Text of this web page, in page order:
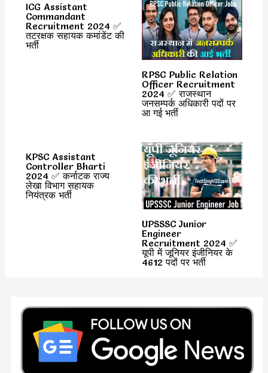
ICG Assistant
Commandant
Recruitment 2024 ✅
तटरक्षक सहायक कमांडेंट की
भर्ती
RPSC Public Relation
Officer Recruitment
2024 ✅ राजस्थान
जनसम्पर्क अधिकारी पदों पर
आ गई भर्ती
KPSC Assistant
Controller Bharti
2024 ✅ कर्नाटक राज्य
लेखा विभाग सहायक
नियंत्रक भर्ती
UPSSSC Junior
Engineer
Recruitment 2024 ✅
यूपी में जूनियर इंजीनियर के
4612 पदों पर भर्ती